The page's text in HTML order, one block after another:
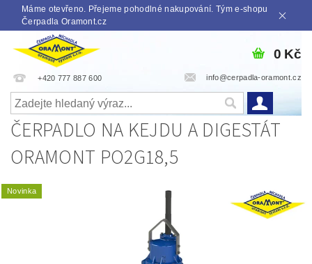
Máme otevřeno. Přejeme pohodlné nakupování. Tým e-shopu
Čerpadla Oramont.cz
+420 777 887 600 info@cerpadla-oramont.cz
0 Kč
ČERPADLO NA KEJDU A DIGESTÁT
ORAMONT PO2G18,5
Novinka